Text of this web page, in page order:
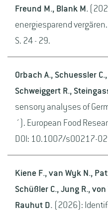
Freund M., Blank M.
energiesparend
S. 24 - 29.
Orbach A., Schuessler
Schweiggert R.,
sensory analyses of
´). European Food
DOI: 10.1007/s00217-
Kiene F., van Wyk N.,
Schüßler C., Jung R.,
Rauhut D.
(2026):